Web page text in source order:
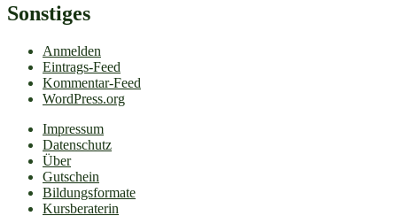
Sonstiges
Anmelden
Eintrags-Feed
Kommentar-Feed
WordPress.org
Impressum
Datenschutz
Über
Gutschein
Bildungsformate
Kursberaterin